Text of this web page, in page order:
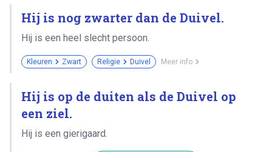
Hij is nog zwarter dan de Duivel.
Hij is een heel slecht persoon.
Kleuren Zwart Religie Duivel Meer info
Hij is op de duiten als de Duivel op
een ziel.
Hij is een gierigaard.